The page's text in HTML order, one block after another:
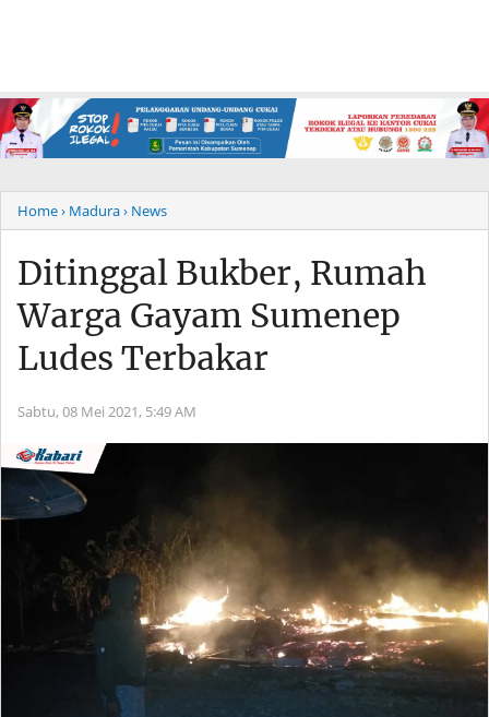
Home› Madura› News
Ditinggal Bukber, Rumah
Warga Gayam Sumenep
Ludes Terbakar
Sabtu, 08 Mei 2021, 5:49 AM